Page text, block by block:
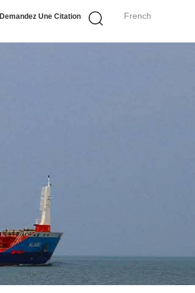
French
Demandez Une Citation